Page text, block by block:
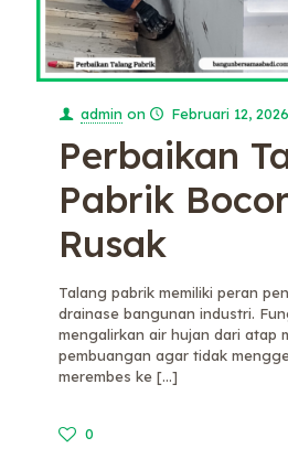
admin on Februari 12, 2026
Perbaikan
Pabrik
Rusak
Talang pabrik memiliki peran
drainase bangunan industri.
mengalirkan air hujan dari atap
pembuangan agar tidak
merembes ke […]
0